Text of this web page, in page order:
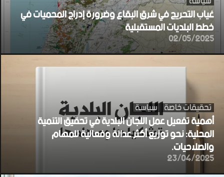
غياب التحريج في شرق البقاع وضرورة إدراج المحميات في
خطط البلديات المستقبلية
02/05/2025
تحقيقات خاصة سياسة
أهمية تفعيل عمل اللجان البلدية في تحقيق التنمية
المحلية: نحو توزيع أكثر عدالة وفعالية للمهام
والصلاحيات.
23/04/2025